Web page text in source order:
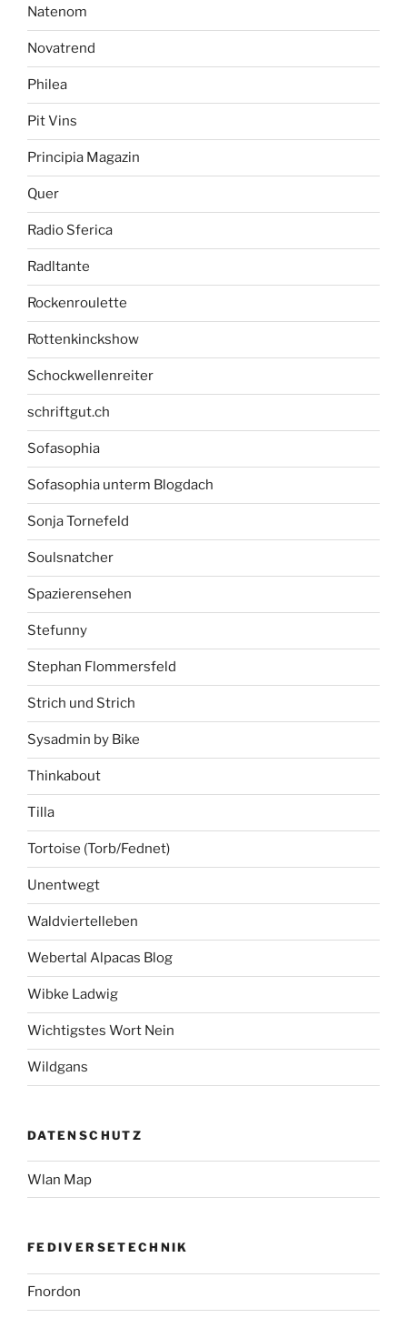
Natenom
Novatrend
Philea
Pit Vins
Principia Magazin
Quer
Radio Sferica
Radltante
Rockenroulette
Rottenkinckshow
Schockwellenreiter
schriftgut.ch
Sofasophia
Sofasophia unterm Blogdach
Sonja Tornefeld
Soulsnatcher
Spazierensehen
Stefunny
Stephan Flommersfeld
Strich und Strich
Sysadmin by Bike
Thinkabout
Tilla
Tortoise (Torb/Fednet)
Unentwegt
Waldviertelleben
Webertal Alpacas Blog
Wibke Ladwig
Wichtigstes Wort Nein
Wildgans
DATENSCHUTZ
Wlan Map
FEDIVERSETECHNIK
Fnordon